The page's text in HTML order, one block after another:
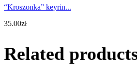
“Kroszonka” keyrin...
35.00zł
Related